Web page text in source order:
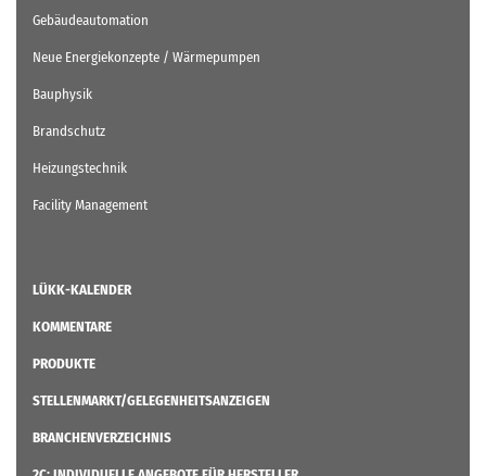
Gebäudeautomation
Neue Energiekonzepte / Wärmepumpen
Bauphysik
Brandschutz
Heizungstechnik
Facility Management
LÜKK-KALENDER
KOMMENTARE
PRODUKTE
STELLENMARKT/GELEGENHEITSANZEIGEN
BRANCHENVERZEICHNIS